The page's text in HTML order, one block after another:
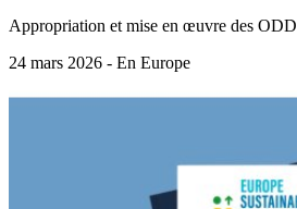
Appropriation et mise en œuvre des ODD
24 mars 2026 - En Europe